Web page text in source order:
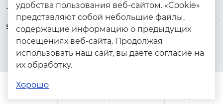
+7 (925) 144-64-73
serebryanyye.grani@mail.ru
Браслеты
Золото
Серебро
Помощь
удобства пользования веб-сайтом. «Cookie»
представляют собой небольшие файлы,
содержащие информацию о предыдущих
посещениях веб-сайта. Продолжая
использовать наш сайт, вы даете согласие на
их обработку.
Хорошо